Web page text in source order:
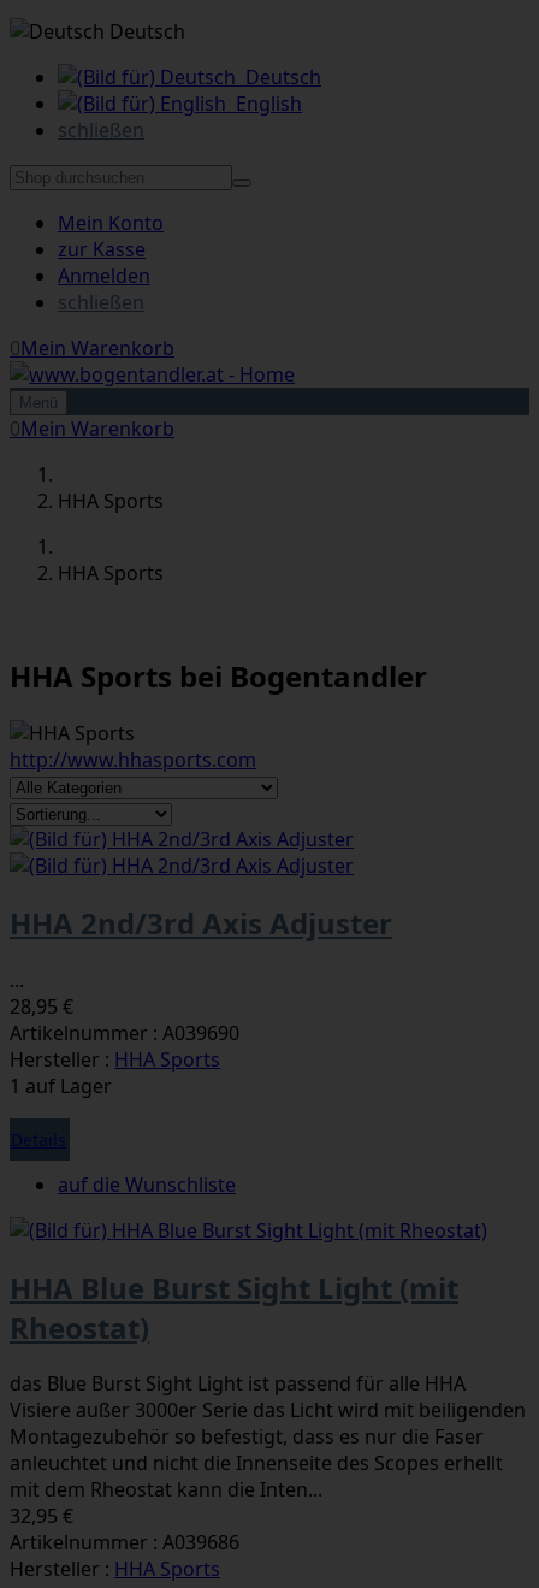
Deutsch
Deutsch
English
schließen
Mein Konto
zur Kasse
Anmelden
schließen
0Mein Warenkorb
Menü
0Mein Warenkorb
HHA Sports
HHA Sports
HHA Sports bei Bogentandler
http://www.hhasports.com
HHA 2nd/3rd Axis Adjuster
...
28,95 €
Artikelnummer : A039690
Hersteller : HHA Sports
1 auf Lager
Details
auf die Wunschliste
HHA Blue Burst Sight Light (mit
Rheostat)
das Blue Burst Sight Light ist passend für alle HHA
Visiere außer 3000er Serie das Licht wird mit beiligenden
Montagezubehör so befestigt, dass es nur die Faser
anleuchtet und nicht die Innenseite des Scopes erhellt
mit dem Rheostat kann die Inten...
32,95 €
Artikelnummer : A039686
Hersteller : HHA Sports